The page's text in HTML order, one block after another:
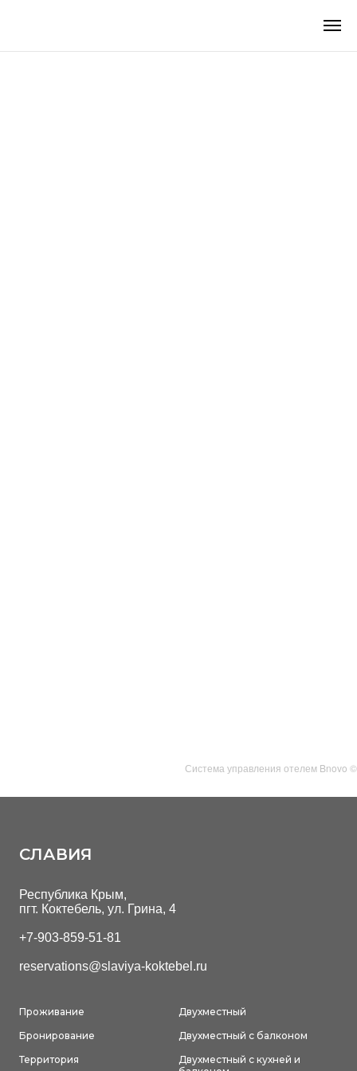
Система управления отелем Bnovo ©
СЛАВИЯ
Республика Крым,
пгт. Коктебель, ул. Грина, 4
+7-903-859-51-81
reservations@slaviya-koktebel.ru
Проживание
Бронирование
Территория
Двухместный
Двухместный с балконом
Двухместный с кухней и